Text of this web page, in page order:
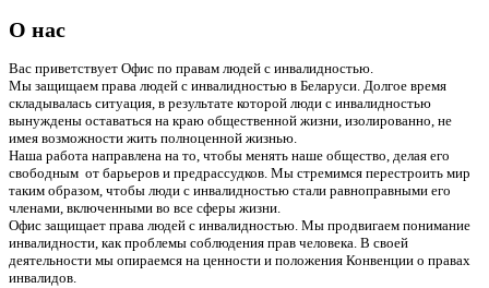
О нас
Вас приветствует Офис по правам людей с инвалидностью.
Мы защищаем права людей с инвалидностью в Беларуси. Долгое время
складывалась ситуация, в результате которой люди с инвалидностью
вынуждены оставаться на краю общественной жизни, изолированно, не
имея возможности жить полноценной жизнью.
Наша работа направлена на то, чтобы менять наше общество, делая его
свободным от барьеров и предрассудков. Мы стремимся перестроить мир
таким образом, чтобы люди с инвалидностью стали равноправными его
членами, включенными во все сферы жизни.
Офис защищает права людей с инвалидностью. Мы продвигаем понимание
инвалидности, как проблемы соблюдения прав человека. В своей
деятельности мы опираемся на ценности и положения Конвенции о правах
инвалидов.